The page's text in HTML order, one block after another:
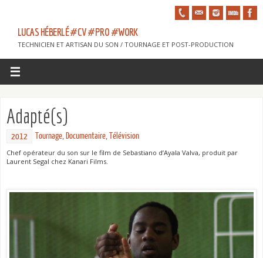
LUCAS HÉBERLÉ #CV #PRO #WORK
TECHNICIEN ET ARTISAN DU SON / TOURNAGE ET POST-PRODUCTION
Adapté(s)
2012 Tournage, Documentaire,Télévision
Chef opérateur du son sur le film de Sebastiano d’Ayala Valva, produit par
Laurent Segal chez Kanari Films.